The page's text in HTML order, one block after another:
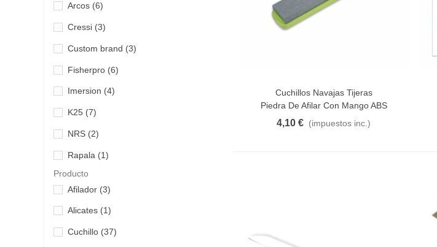
Arcos (6)
Cressi (3)
Custom brand (3)
Fisherpro (6)
Imersion (4)
K25 (7)
NRS (2)
Rapala (1)
Producto
Afilador (3)
Alicates (1)
Cuchillo (37)
Añadir Al Carrito
Cuchillos Navajas Tijeras
Piedra De Afilar Con Mango ABS
4,10 € (impuestos inc.)